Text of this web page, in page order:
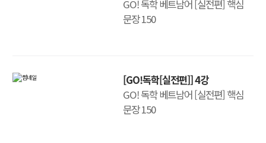
GO! 독학 베트남어 [실전편] 핵심
문장 150
[GO!독학[실전편]] 4강
GO! 독학 베트남어 [실전편] 핵심
문장 150